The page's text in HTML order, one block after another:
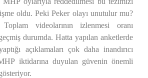
oldu. Peki Peker olayı unutulur mu?
videolarının izlenmesi oranı
durumda. Hatta yapılan anketlerde
açıklamaları çok daha inandırıcı
iktidarına duyulan güvenin önemli